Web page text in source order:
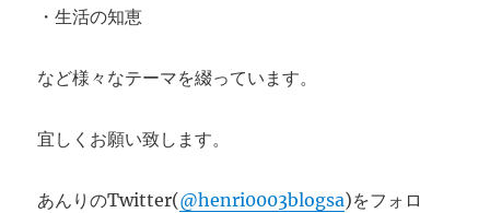
・生活の知恵
など様々なテーマを綴っています。
宜しくお願い致します。
あんりのTwitter(@henri0003blogsa)をフォロ